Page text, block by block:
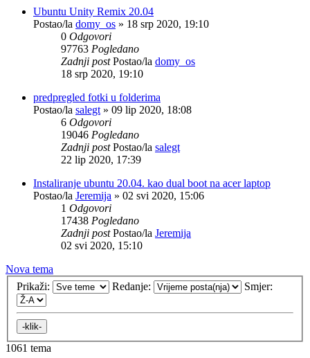
Ubuntu Unity Remix 20.04
Postao/la domy_os » 18 srp 2020, 19:10
0 Odgovori
97763 Pogledano
Zadnji postPostao/la domy_os
18 srp 2020, 19:10
predpregled fotki u folderima
Postao/la salegt » 09 lip 2020, 18:08
6 Odgovori
19046 Pogledano
Zadnji postPostao/la salegt
22 lip 2020, 17:39
Instaliranje ubuntu 20.04. kao dual boot na acer laptop
Postao/la Jeremija » 02 svi 2020, 15:06
1 Odgovori
17438 Pogledano
Zadnji postPostao/la Jeremija
02 svi 2020, 15:10
Nova tema
Prikaži:
Redanje: Smjer:
1061 tema